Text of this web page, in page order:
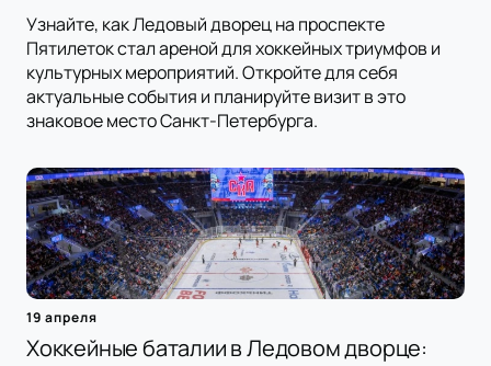
Узнайте, как Ледовый дворец на проспекте
Пятилеток стал ареной для хоккейных триумфов и
культурных мероприятий. Откройте для себя
актуальные события и планируйте визит в это
знаковое место Санкт-Петербурга.
19 апреля
Хоккейные баталии в Ледовом дворце: